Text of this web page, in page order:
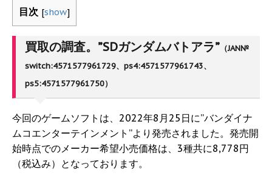
目次 [show]
買取の調査。”SDガンダムバトアラ” （JAN№
switch:4571577961729、ps4:4571577961743、
ps5:4571577961750）
今回のゲームソフトは、2022年8月25日に”バンダイナ
ムコエンターテインメント”より発売されました。発売開
始時点でのメーカー希望小売価格は、3種共に8,778円
（税込み）となっております。